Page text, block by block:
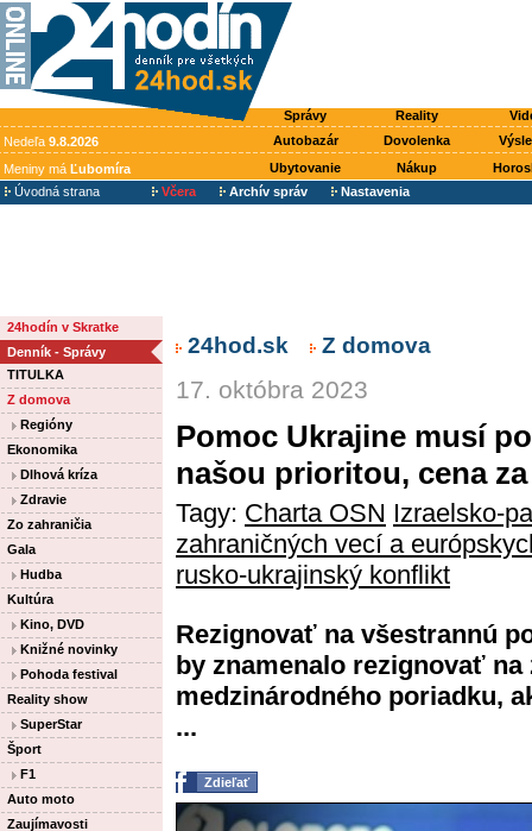
Správy Reality
Nedeľa 9.8.2026 Autobazár Dovolenka
Meniny má Ľubomíra Ubytovanie Nákup
Úvodná strana
Včera Archív správ Nastavenia
24hodín v Skratke
Denník - Správy
TITULKA
Z domova
Regióny
Ekonomika
Dlhová kríza
Zdravie
Zo zahraničia
Gala
Hudba
Kultúra
Kino, DVD
Knižné novinky
Pohoda festival
Reality show
SuperStar
Šport
F1
Auto moto
Zaujímavosti
24hod.sk Z domova
17. októbra 2023
Pomoc Ukrajine musí
našou prioritou, cena
Tagy: Charta OSN Izraelsko-
zahraničných vecí a
rusko-ukrajinský konflikt
Rezignovať na všestrannú
by znamenalo rezignovať
medzinárodného poriadku,
...
Zdieľať